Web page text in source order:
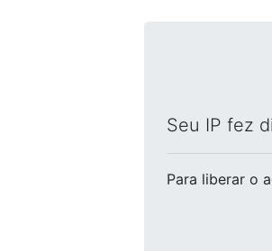
Seu IP fez
Para liberar o